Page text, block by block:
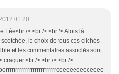
01:20
Fée<br /> <br /> <br /> Alors là
le choix de tous ces clichés
et les commentaires associés sont
craquer.<br /> <br /> <br />